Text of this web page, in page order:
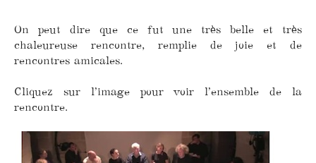
On peut dire que ce fut une très belle et très
chaleureuse rencontre, remplie de joie et de
rencontres amicales.
Cliquez sur l’image pour voir l’ensemble de la
rencontre.